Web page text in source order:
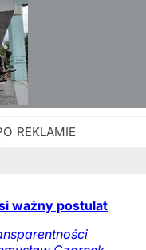
ważny postulat